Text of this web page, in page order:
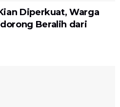
Diperkuat, Warga
Beralih dari